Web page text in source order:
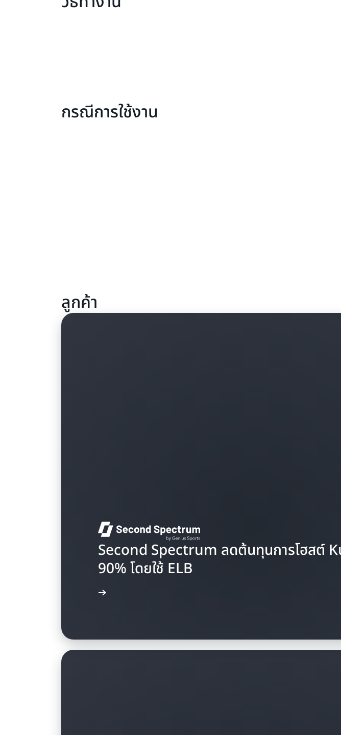
กรณีการใช้งาน
ลูกค้า
Second Spectrum ลดต้นทุนการโฮสต์
90% โดยใช้ ELB